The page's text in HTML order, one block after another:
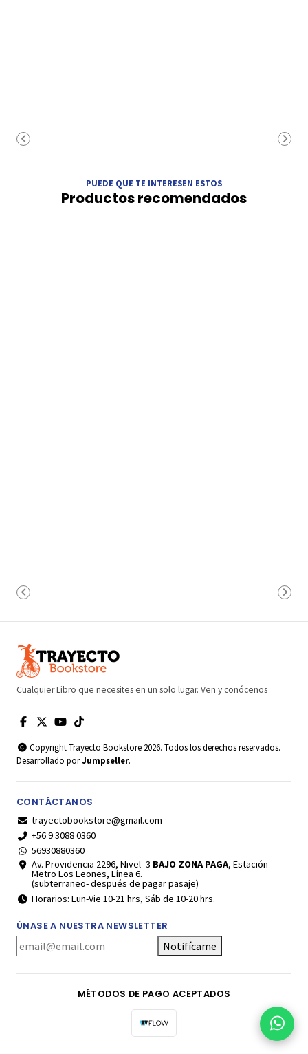
PUEDE QUE TE INTERESEN ESTOS
Productos recomendados
Cualquier Libro que necesites en un solo lugar. Ven y conócenos
Copyright Trayecto Bookstore 2026. Todos los derechos reservados.
Desarrollado porJumpseller.
CONTÁCTANOS
trayectobookstore@gmail.com
+56 9 3088 0360
56930880360
Av. Providencia 2296, Nivel -3 BAJO ZONA PAGA, Estación
Metro Los Leones, Línea 6.
(subterraneo- después de pagar pasaje)
Horarios: Lun-Vie 10-21 hrs, Sáb de 10-20 hrs.
ÚNASE A NUESTRA NEWSLETTER
Notifícame
MÉTODOS DE PAGO ACEPTADOS